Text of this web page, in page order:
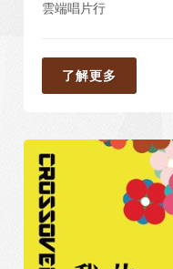
雲端唱片行
了解更多